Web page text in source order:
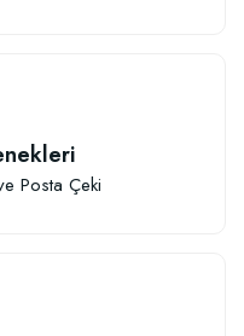
Posta Çeki